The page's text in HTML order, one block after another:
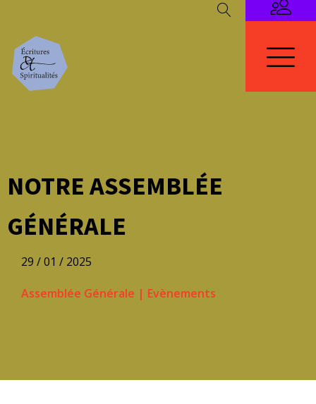
NOTRE ASSEMBLÉE
GÉNÉRALE
29 / 01 / 2025
Assemblée Générale | Evènements